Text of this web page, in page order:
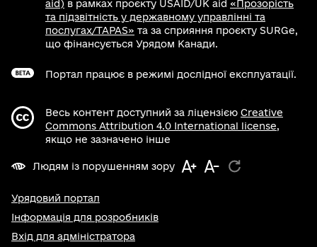
aid) в рамках проєкту USAID/UK aid «Прозорість
та підзвітність у державному управлінні та
послугах/TAPAS» та за сприяння проєкту SURGe,
що фінансується Урядом Канади.
Портал працює в режимі дослідної експлуатації.
Весь контент доступний за ліцензією Creative
Commons Attribution 4.0 International license,
якщо не зазначено інше
Людям із порушенням зору
Урядовий портал
Інформація для розробників
Вхід для адміністратора